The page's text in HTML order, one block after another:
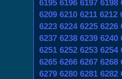
6195 6196 6197 6198
6209 6210 6211 6212
6223 6224 6225 6226
6237 6238 6239 6240
6251 6252 6253 6254
6265 6266 6267 6268
6279 6280 6281 6282